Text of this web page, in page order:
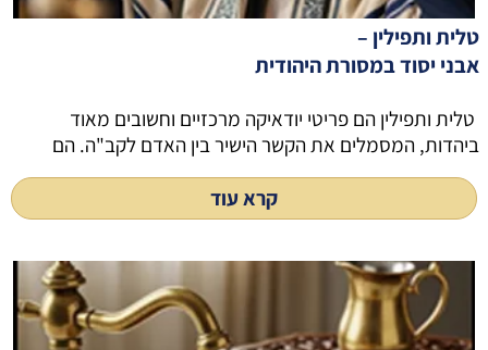
טלית ותפילין –
אבני יסוד במסורת היהודית
טלית ותפילין הם פריטי יודאיקה מרכזיים וחשובים מאוד
ביהדות, המסמלים את הקשר הישיר בין האדם לקב"ה. הם
קרא עוד